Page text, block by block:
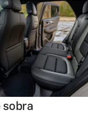
sobra